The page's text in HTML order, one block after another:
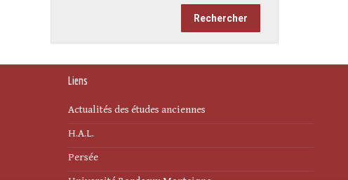
Liens
Actualités des études anciennes
H.A.L.
Persée